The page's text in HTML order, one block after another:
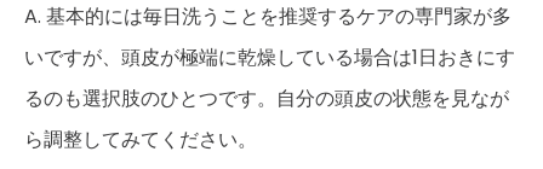
A. 基本的には毎日洗うことを推奨するケアの専門家が多
いですが、頭皮が極端に乾燥している場合は1日おきにす
るのも選択肢のひとつです。自分の頭皮の状態を見なが
ら調整してみてください。